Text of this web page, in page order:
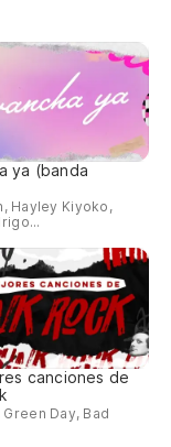
ya (banda
Hayley Kiyoko,
canciones de
Green Day, Bad